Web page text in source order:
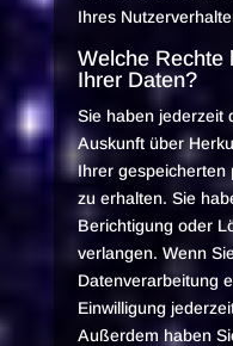
Ihres
Welche Rechte
Ihrer Daten?
Sie haben jederzeit
Auskunft über
Ihrer gespeicherten
zu erhalten. Sie
Berichtigung oder
verlangen. Wenn
Datenverarbeitung
Einwilligung
Außerdem haben